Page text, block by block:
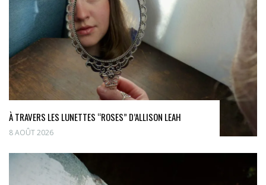
À TRAVERS LES LUNETTES “ROSES” D’ALLISON LEAH
8 AOÛT 2026